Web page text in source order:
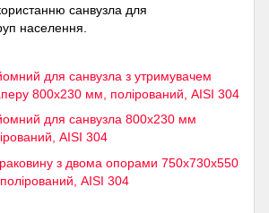
санвузла для
населення.
для санвузла з утримувачем
800х230 мм, полірований, AISI 304
для санвузла 800х230 мм
AISI 304
з двома опорами 750х730х550
AISI 304